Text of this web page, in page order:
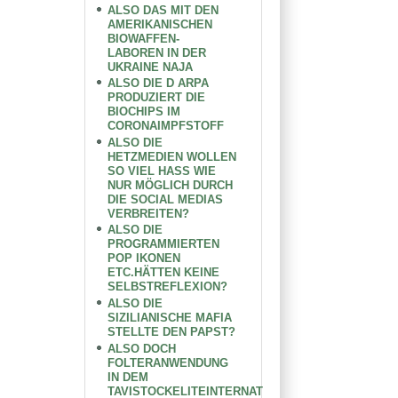
ALSO DAS MIT DEN
AMERIKANISCHEN
BIOWAFFEN-
LABOREN IN DER
UKRAINE NAJA
ALSO DIE D ARPA
PRODUZIERT DIE
BIOCHIPS IM
CORONAIMPFSTOFF
ALSO DIE
HETZMEDIEN WOLLEN
SO VIEL HASS WIE
NUR MÖGLICH DURCH
DIE SOCIAL MEDIAS
VERBREITEN?
ALSO DIE
PROGRAMMIERTEN
POP IKONEN
ETC.HÄTTEN KEINE
SELBSTREFLEXION?
ALSO DIE
SIZILIANISCHE MAFIA
STELLTE DEN PAPST?
ALSO DOCH
FOLTERANWENDUNG
IN DEM
TAVISTOCKELITEINTERNAT